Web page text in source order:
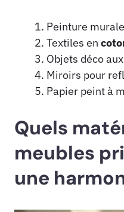
Peinture
Textiles en
Objets déco
Miroirs pour
Papier peint à
Quels
meubles
une